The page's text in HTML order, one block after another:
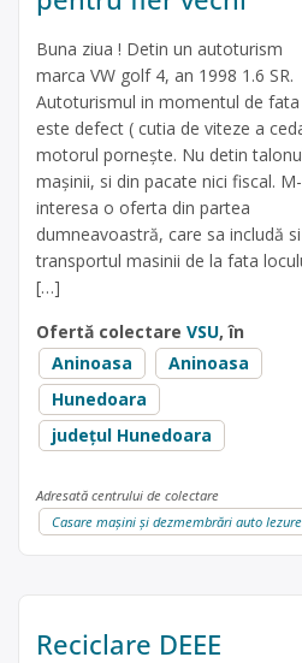
Buna ziua ! Detin un autoturism
marca VW golf 4, an 1998 1.6 SR.
Autoturismul in momentul de fata
este defect ( cutia de viteze a
motorul pornește. Nu detin
mașinii, si din pacate nici fiscal.
interesa o oferta din partea
dumneavoastră, care sa includă si
transportul masinii de la fata
[…]
Ofertă colectare VSU, în
Aninoasa
Aninoasa
Hunedoara
județul Hunedoara
Adresată centrului de colectare
Casare mașini și dezmembrări auto
Reciclare DEEE